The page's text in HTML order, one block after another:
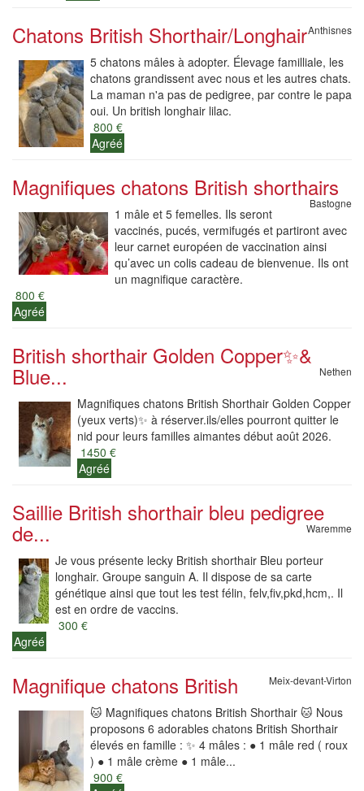
Chatons British Shorthair/LonghairAnthisnes
5 chatons mâles à adopter. Élevage familliale, les
chatons grandissent avec nous et les autres chats.
La maman n'a pas de pedigree, par contre le papa
oui. Un british longhair lilac.
800 €
Agréé
Magnifiques chatons British shorthairs
Bastogne
1 mâle et 5 femelles. Ils seront
vaccinés, pucés, vermifugés et partiront avec
leur carnet européen de vaccination ainsi
qu’avec un colis cadeau de bienvenue. Ils ont
un magnifique caractère.
800 €
Agréé
British shorthair Golden Copper✨️&
Blue... Nethen
Magnifiques chatons British Shorthair Golden Copper
(yeux verts)✨️ à réserver.ils/elles pourront quitter le
nid pour leurs familles aimantes début août 2026.
1450 €
Agréé
Saillie British shorthair bleu pedigree
de... Waremme
Je vous présente lecky British shorthair Bleu porteur
longhair. Groupe sanguin A. Il dispose de sa carte
génétique ainsi que tout les test félin, felv,fiv,pkd,hcm,. Il
est en ordre de vaccins.
300 €
Agréé
Magnifique chatons British Meix-devant-Virton
🐱 Magnifiques chatons British Shorthair 🐱 Nous
proposons 6 adorables chatons British Shorthair
élevés en famille : ✨ 4 mâles : ● 1 mâle red ( roux
) ● 1 mâle crème ● 1 mâle...
900 €